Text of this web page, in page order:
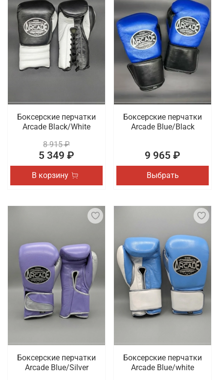
Боксерские перчатки
Arcade Black/White
8 915 ₽
5 349 ₽
В корзину
Боксерские перчатки
Arcade Blue/Black
9 965 ₽
Выбрать
Боксерские перчатки
Arcade Blue/Silver
Боксерские перчатки
Arcade Blue/white